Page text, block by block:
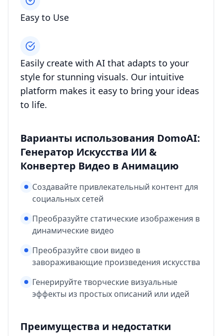
Easy to Use
Easily create with AI that adapts to your
style for stunning visuals. Our intuitive
platform makes it easy to bring your ideas
to life.
Варианты использования DomoAI:
Генератор Искусства ИИ &
Конвертер Видео в Анимацию
Создавайте привлекательный контент для
социальных сетей
Преобразуйте статические изображения в
динамические видео
Преобразуйте свои видео в
завораживающие произведения искусства
Генерируйте творческие визуальные
эффекты из простых описаний или идей
Преимущества и недостатки